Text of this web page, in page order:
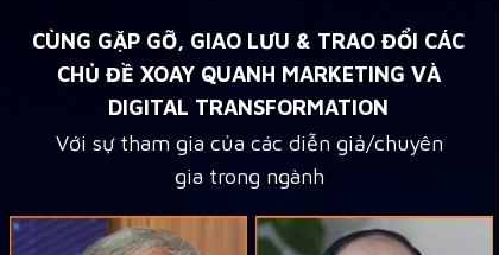
CÙNG GẶP GỠ, GIAO LƯU & TRAO ĐỔI CÁC
CHỦ ĐỀ XOAY QUANH MARKETING VÀ
DIGITAL TRANSFORMATION
Với sự tham gia của các diễn giả/chuyên
gia trong ngành